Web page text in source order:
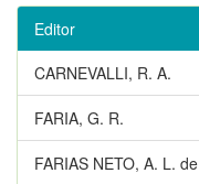
Editor
CARNEVALLI, R. A.
FARIA, G. R.
FARIAS NETO, A. L. de